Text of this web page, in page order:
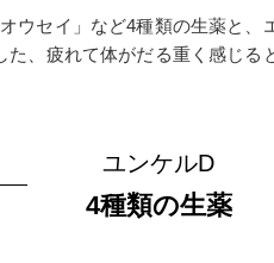
ウセイ」など4種類の生薬と、
た、疲れて体がだる重く感じる
ユンケルD
4種類の生薬